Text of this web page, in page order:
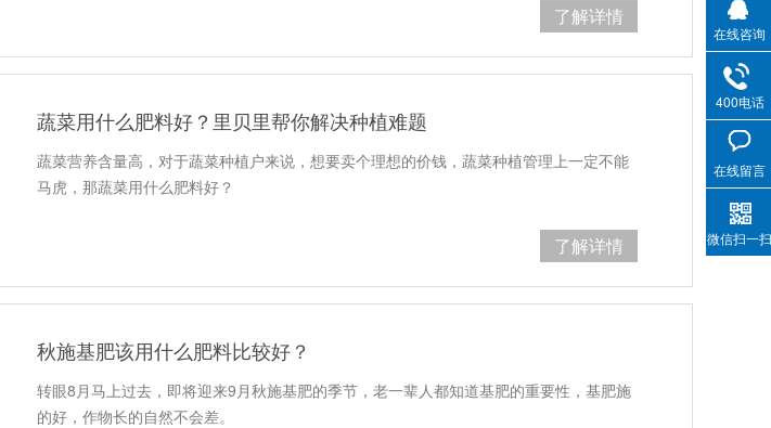
了解详情
蔬菜用什么肥料好？里贝里帮你解决种植难题
蔬菜营养含量高，对于蔬菜种植户来说，想要卖个理想的价钱，蔬菜种植管理上一定不能
马虎，那蔬菜用什么肥料好？
了解详情
秋施基肥该用什么肥料比较好？
转眼8月马上过去，即将迎来9月秋施基肥的季节，老一辈人都知道基肥的重要性，基肥施
的好，作物长的自然不会差。
在线咨询
400电话
在线留言
微信扫一扫